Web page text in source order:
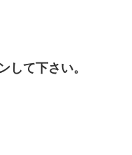
して下さい。